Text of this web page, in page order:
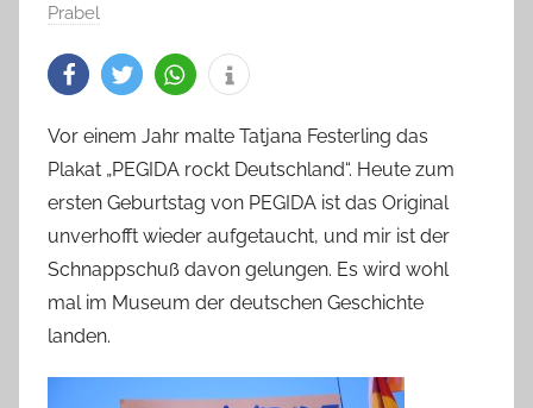
Prabel
Vor einem Jahr malte Tatjana Festerling das
Plakat „PEGIDA rockt Deutschland“. Heute zum
ersten Geburtstag von PEGIDA ist das Original
unverhofft wieder aufgetaucht, und mir ist der
Schnappschuß davon gelungen. Es wird wohl
mal im Museum der deutschen Geschichte
landen.